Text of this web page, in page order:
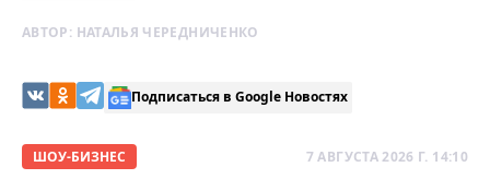
АВТОР: НАТАЛЬЯ ЧЕРЕДНИЧЕНКО
Подписаться в Google Новостях
ШОУ-БИЗНЕС 7 АВГУСТА 2026 Г. 14:10